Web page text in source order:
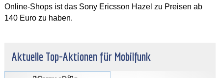
Online-Shops ist das Sony Ericsson Hazel zu Preisen ab
140 Euro zu haben.
Aktuelle Top-Aktionen für Mobilfunk